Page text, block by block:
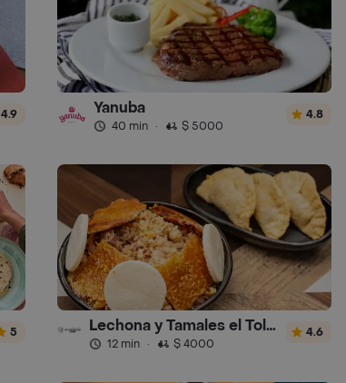
4.9 Yanuba
40 min · $ 5000
4.8
5 Lechona y Tamales el Tolimense
12 min · $ 4000
4.6